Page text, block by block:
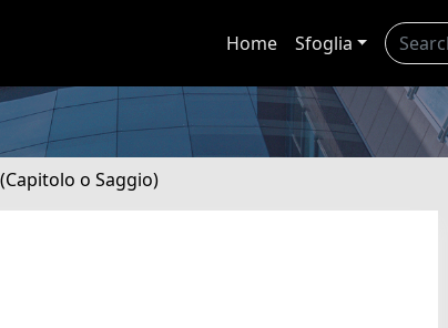
Home Sfoglia
o Saggio)